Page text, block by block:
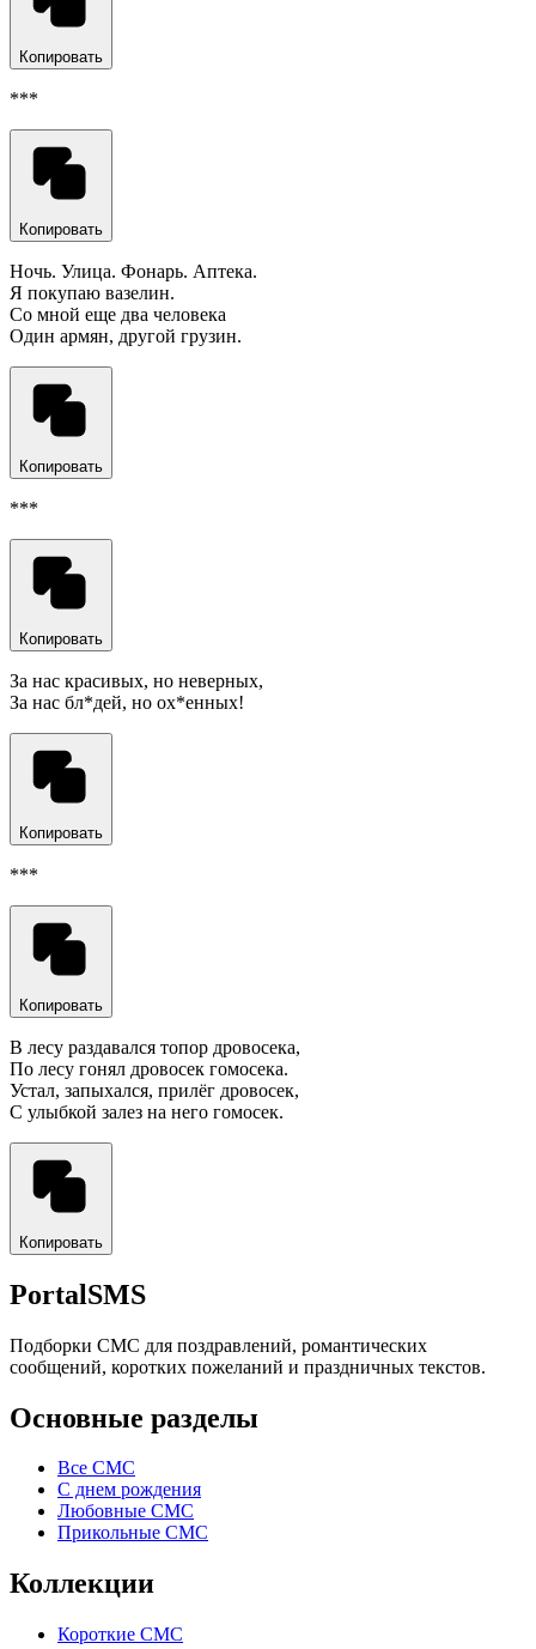
Копировать
***
Копировать
Ночь. Улица. Фонарь. Аптека.
Я покупаю вазелин.
Со мной еще два человека
Один армян, другой грузин.
Копировать
***
Копировать
За нас красивых, но неверных,
За нас бл*дей, но ох*енных!
Копировать
***
Копировать
В лесу раздавался топор дровосека,
По лесу гонял дровосек гомосека.
Устал, запыхался, прилёг дровосек,
С улыбкой залез на него гомосек.
Копировать
PortalSMS
Подборки СМС для поздравлений, романтических
сообщений, коротких пожеланий и праздничных текстов.
Основные разделы
Все СМС
С днем рождения
Любовные СМС
Прикольные СМС
Коллекции
Короткие СМС